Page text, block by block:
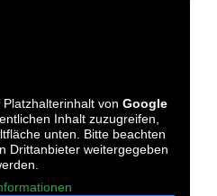
von Google
Inhalt zuzugreifen,
unten. Bitte beachten
Drittanbieter weitergegeben